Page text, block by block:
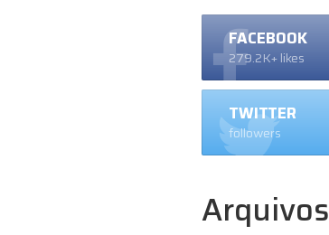
FACEBOOK
279.2K+ likes
TWITTER
followers
Arquivos